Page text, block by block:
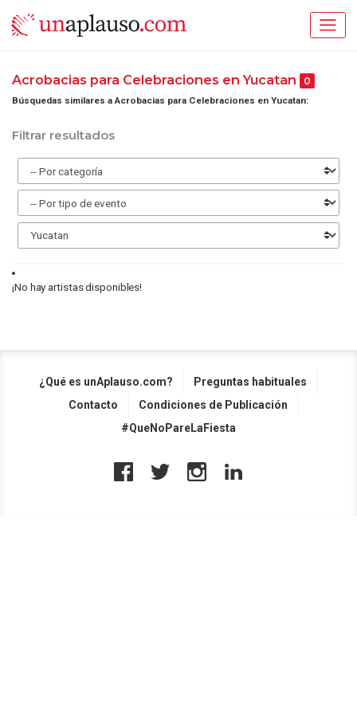
Acrobacias para Celebraciones en Yucatan 0
Búsquedas similares a Acrobacias para Celebraciones en Yucatan:
Filtrar resultados
¡No hay artistas disponibles!
¿Qué es unAplauso.com?
Preguntas habituales
Contacto
Condiciones de Publicación
#QueNoPareLaFiesta